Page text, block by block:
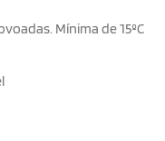
Mínima de 15ºC